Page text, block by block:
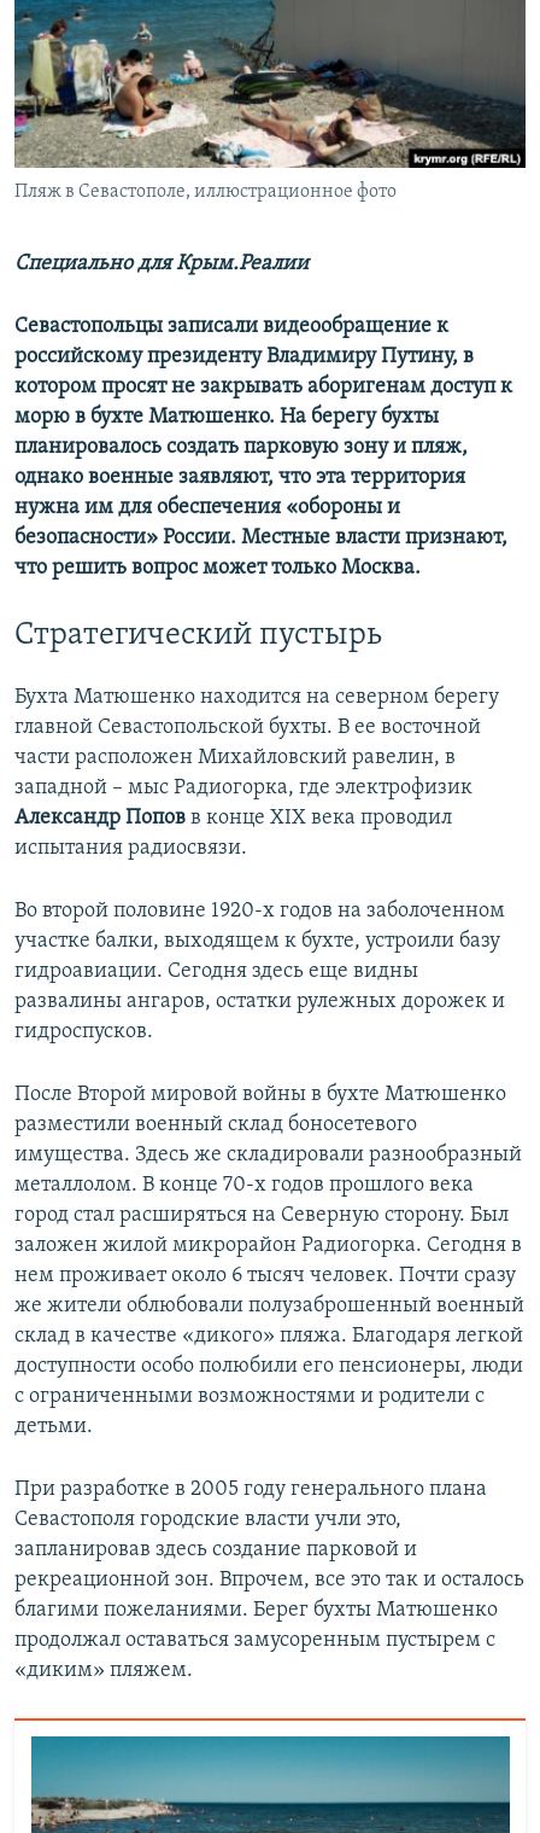
ПОБЕДИТЕЛЕЙ НЕ СУДЯТ?
КРЫМ.НЕПОКОРЕННЫЙ
ELIFBE
УКРАИНСКАЯ ПРОБЛЕМА КРЫМА
ПРИСОЕДИНЯЙТЕСЬ!
Все сайты RFE/RL
Пляж в Севастополе, иллюстрационное фото
Специально для Крым.Реалии
Севастопольцы записали видеообращение к
российскому президенту Владимиру Путину, в
котором просят не закрывать аборигенам доступ к
морю в бухте Матюшенко. На берегу бухты
планировалось создать парковую зону и пляж,
однако военные заявляют, что эта территория
нужна им для обеспечения «обороны и
безопасности» России. Местные власти признают,
что решить вопрос может только Москва.
Стратегический пустырь
Бухта Матюшенко находится на северном берегу
главной Севастопольской бухты. В ее восточной
части расположен Михайловский равелин, в
западной – мыс Радиогорка, где электрофизик
Александр Попов в конце XIX века проводил
испытания радиосвязи.
Во второй половине 1920-х годов на заболоченном
участке балки, выходящем к бухте, устроили базу
гидроавиации. Сегодня здесь еще видны
развалины ангаров, остатки рулежных дорожек и
гидроспусков.
После Второй мировой войны в бухте Матюшенко
разместили военный склад боносетевого
имущества. Здесь же складировали разнообразный
металлолом. В конце 70-х годов прошлого века
город стал расширяться на Северную сторону. Был
заложен жилой микрорайон Радиогорка. Сегодня в
нем проживает около 6 тысяч человек. Почти сразу
же жители облюбовали полузаброшенный военный
склад в качестве «дикого» пляжа. Благодаря легкой
доступности особо полюбили его пенсионеры, люди
с ограниченными возможностями и родители с
детьми.
При разработке в 2005 году генерального плана
Севастополя городские власти учли это,
запланировав здесь создание парковой и
рекреационной зон. Впрочем, все это так и осталось
благими пожеланиями. Берег бухты Матюшенко
продолжал оставаться замусоренным пустырем с
«диким» пляжем.